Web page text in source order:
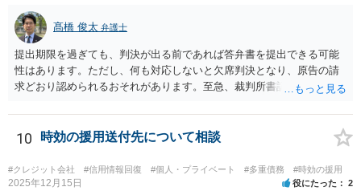
髙橋 俊太 弁護士
提出期限を過ぎても、判決が出る前であれば答弁書を提出できる可能
性はあります。ただし、何も対応しないと欠席判決となり、原告の請
求どおり認められるおそれがあります。至急、裁判所書記官に連絡し
10 時効の援用送付先について相談
#クレジット会社 #信用情報回復 #個人・プライベート #多重債務 #時効の援用
2025年12月15日 役にたった 2